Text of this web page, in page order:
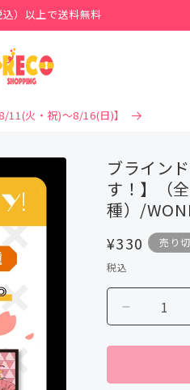
）以上で送料無料
11(火・祝)～8/16(日)】
ブライン
す！】（
種）/
通
常
価
格
¥330
売り
税込
ン